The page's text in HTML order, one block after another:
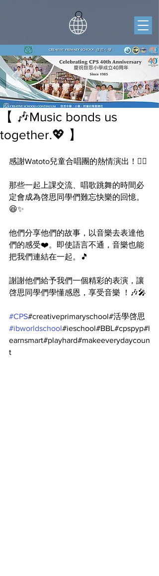
【 🎶Music bonds us
together.💖 】
感謝Watoto兒童合唱團的熱情演出！❤️‍🔥
那些一起上課交流、唱歌跳舞的時間必
定會成為啓思同學們難忘快樂的回憶。
😆✨
他們分享他們的故事，以音樂去表達他
們的感受❤️。即使語言不通，音樂也能
把我們連結在一起。🎵
謝謝他們給予我們一個精彩的表演，讓
啓思同學們學懂感恩，享受音樂 ！🎶🎤
#CPS#creativeprimaryschool#活學啓思
#ibworldschool#ieschool#BBL#cpspyp#l
earnsmart#playhard#makeeverydaycoun
t